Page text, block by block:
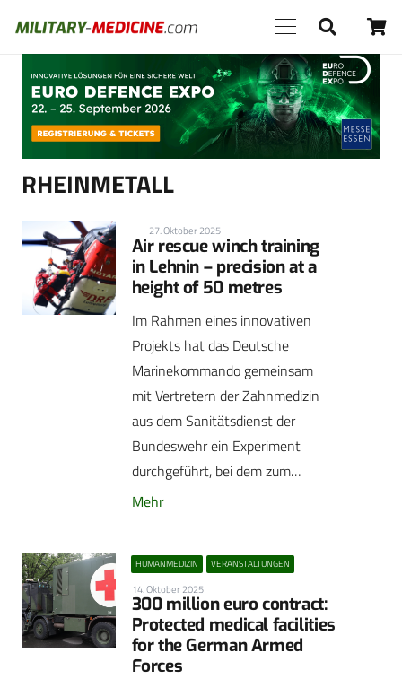
Anzeige
RHEINMETALL
27. Oktober 2025
Air rescue winch training
in Lehnin – precision at a
height of 50 metres
Im Rahmen eines innovativen
Projekts hat das Deutsche
Marinekommando gemeinsam
mit Vertretern der Zahnmedizin
aus dem Sanitätsdienst der
Bundeswehr ein Experiment
durchgeführt, bei dem zum…
Mehr
HUMANMEDIZIN VERANSTALTUNGEN
14. Oktober 2025
300 million euro contract:
Protected medical facilities
for the German Armed
Forces